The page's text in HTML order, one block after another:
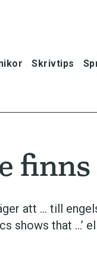
Skrivtips
att … till
shows that …’